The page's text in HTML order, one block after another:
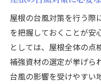
屋根の台風対策を行う際
を把握しておくことが安
としては、屋根全体の点
補強資材の選定が挙げら
台風の影響を受けやすい